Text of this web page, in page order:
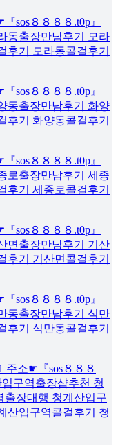
sos８８８８.t0p』
동출장만남후기 모라
후기 모라동콜걸후기
sos８８８８.t0p』
동출장만남후기 화양
후기 화양동콜걸후기
sos８８８８.t0p』
로출장만남후기 세종
후기 세종로콜걸후기
sos８８８８.t0p』
면출장만남후기 기산
후기 기산면콜걸후기
sos８８８８.t0p』
동출장만남후기 식만
후기 식만동콜걸후기
주소☛『sos８８８
구역출장샵추천 청
출장대행 청계산입구
산입구역콜걸후기 청